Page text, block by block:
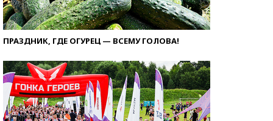
ПРАЗДНИК, ГДЕ ОГУРЕЦ — ВСЕМУ ГОЛОВА!